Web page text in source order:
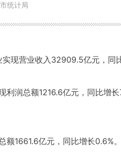
统计局
现营业收入32909.5亿元，同
利润总额1216.6亿元，同比增
1661.6亿元，同比增长0.6%。